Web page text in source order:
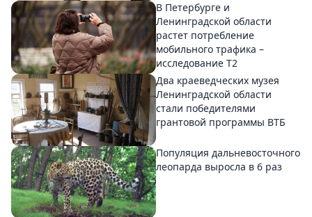
В Петербурге и
Ленинградской области
растет потребление
мобильного трафика –
исследование T2
Два краеведческих музея
Ленинградской области
стали победителями
грантовой программы ВТБ
Популяция дальневосточного
леопарда выросла в 6 раз